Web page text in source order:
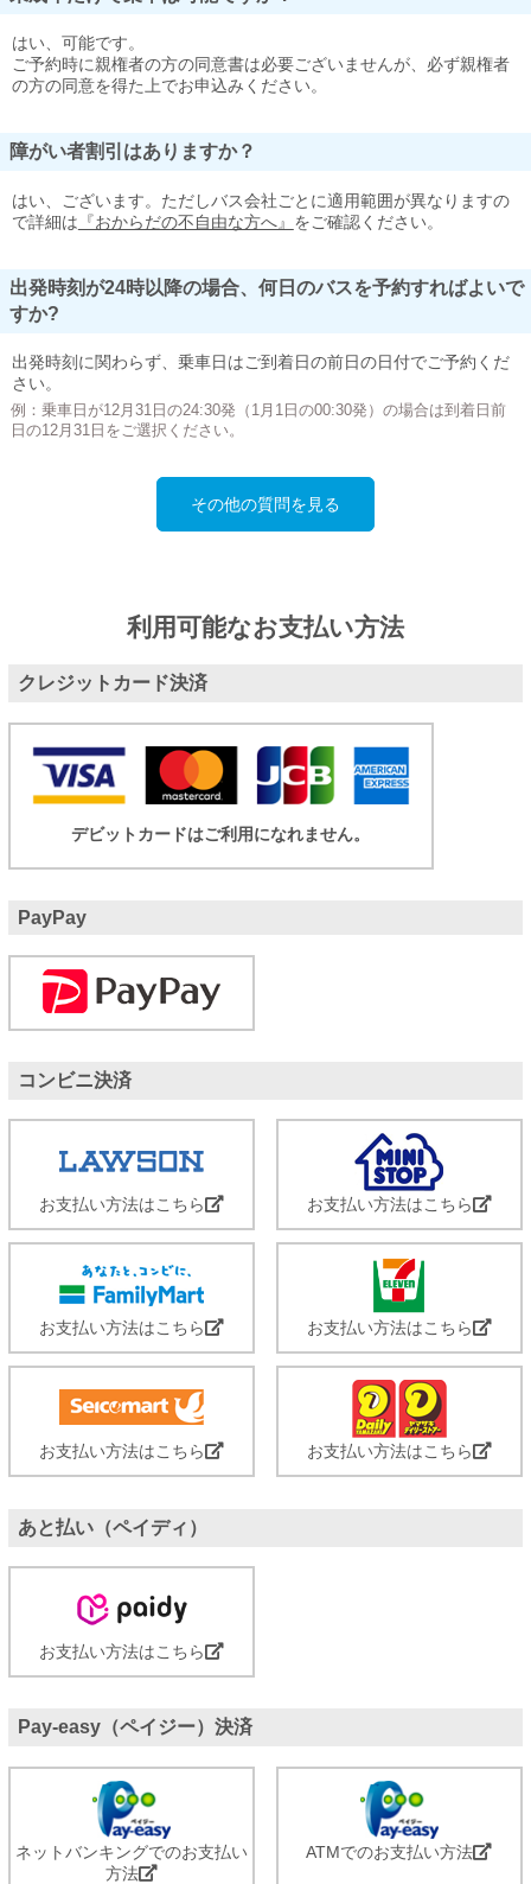
はい、可能です。
ご予約時に親権者の方の同意書は必要ございませんが、必ず親権者
の方の同意を得た上でお申込みください。
障がい者割引はありますか？
はい、ございます。ただしバス会社ごとに適用範囲が異なりますの
で詳細は 『おからだの不自由な方へ』 をご確認ください。
出発時刻が24時以降の場合、何日のバスを予約すればよいで
すか?
出発時刻に関わらず、乗車日はご到着日の前日の日付でご予約くだ
さい。
例：乗車日が12月31日の24:30発（1月1日の00:30発）の場合は到着日前
日の12月31日をご選択ください。
その他の質問を見る
利用可能なお支払い方法
クレジットカード決済
デビットカードはご利用になれません。
PayPay
コンビニ決済
お支払い方法はこちら お支払い方法はこちら
お支払い方法はこちら お支払い方法はこちら
お支払い方法はこちら お支払い方法はこちら
あと払い（ペイディ）
お支払い方法はこちら
Pay-easy（ペイジー）決済
ネットバンキングでのお支払い
方法
ATMでのお支払い方法